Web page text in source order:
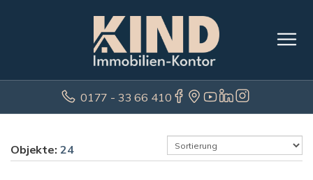
0177 - 33 66 410
Objekte: 24